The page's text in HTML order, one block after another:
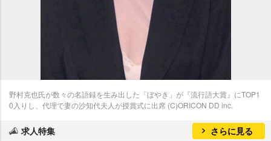
野村克也氏が数々の名語録を生み出した「ぼやき」が『流行語大賞』にTOP1
0入りし、代理で妻の沙知代夫人が授賞式に出席 (C)ORICON DD inc.
求人特集 さらに見る